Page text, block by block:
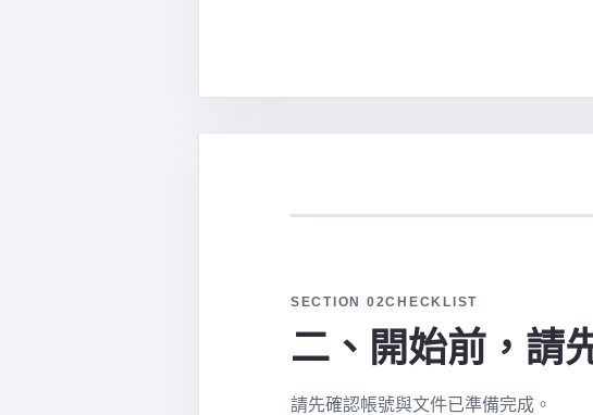
SECTION 02CHECKLIST
二、開始前，請
請先確認帳號與文件已準備完成。